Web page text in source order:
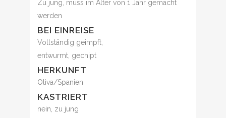
Zu jung, muss im Alter von 1 Jahr gemacht
werden
BEI EINREISE
Vollständig geimpft,
entwurmt, gechipt
HERKUNFT
Oliva/Spanien
KASTRIERT
nein, zu jung